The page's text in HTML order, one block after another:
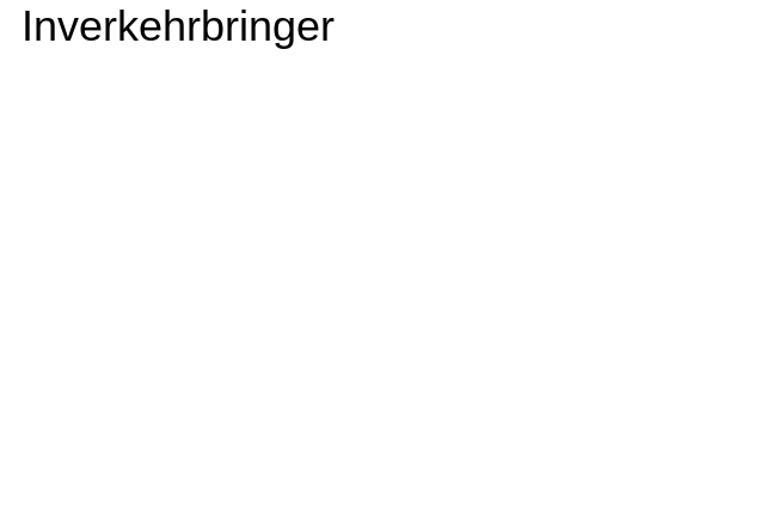
Inverkehrbringer